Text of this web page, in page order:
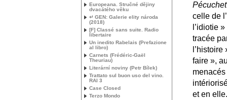
Pécuchet
celle de
l’idiotie »
tracée
l’histoire
faire »,
et en elle.
Europeana. Stručné dějiny
dvacátého věku
↵ GEN: Galerie elity národa
(2018)
[F] Classé sans suite. Radio
libertaire
Un inedito Rabelais (Prefazione
al libro)
Carnets (Frédéric-Gaël
Theuriau)
Literární noviny (Petr Bílek)
Trattato sul buon uso del vino.
RAI 3
Case Closed
Terzo Mondo